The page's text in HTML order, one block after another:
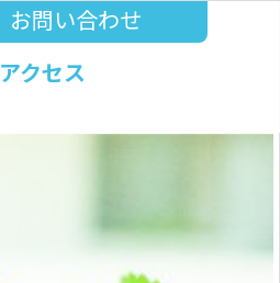
お問い合わせ
アクセス